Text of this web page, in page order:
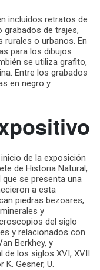
incluidos retratos de
grabados de trajes,
o urbanos. En
para los dibujos
se utiliza grafito,
Entre los grabados
en negro y
de la exposición
de Historia Natural,
se presenta una
a esta
piedras bezoares,
y
del siglo
y relacionados con
Berkhey, y
de los siglos XVI, XVII
Gesner, U.